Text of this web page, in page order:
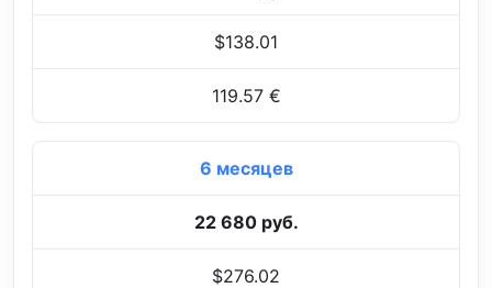
$138.01
119.57 €
6 месяцев
22 680 руб.
$276.02